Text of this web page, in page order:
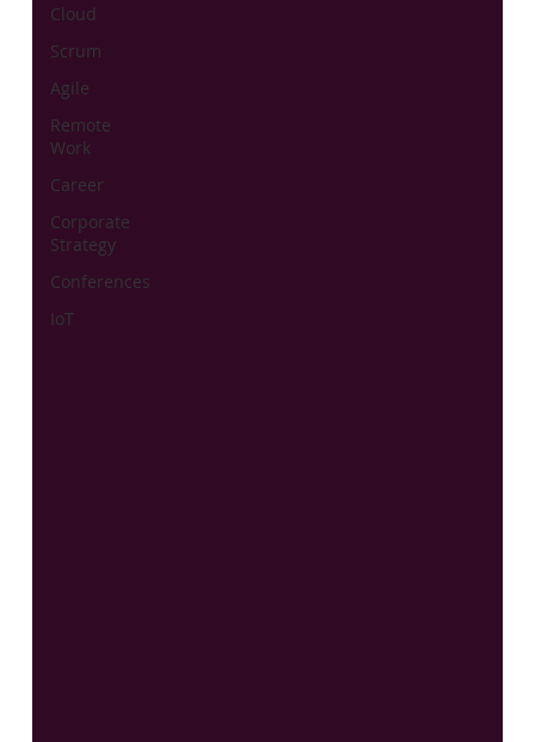
Cloud
Scrum
Agile
Remote
Work
Career
Corporate
Strategy
Conferences
IoT